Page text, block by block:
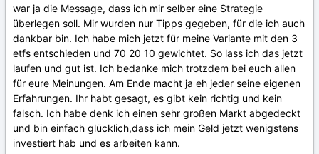
war ja die Message, dass ich mir selber eine Strategie
überlegen soll. Mir wurden nur Tipps gegeben, für die ich auch
dankbar bin. Ich habe mich jetzt für meine Variante mit den 3
etfs entschieden und 70 20 10 gewichtet. So lass ich das jetzt
laufen und gut ist. Ich bedanke mich trotzdem bei euch allen
für eure Meinungen. Am Ende macht ja eh jeder seine eigenen
Erfahrungen. Ihr habt gesagt, es gibt kein richtig und kein
falsch. Ich habe denk ich einen sehr großen Markt abgedeckt
und bin einfach glücklich,dass ich mein Geld jetzt wenigstens
investiert hab und es arbeiten kann.